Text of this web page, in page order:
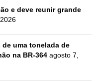
e deve reunir grande
de uma tonelada de
na BR-364 agosto 7,